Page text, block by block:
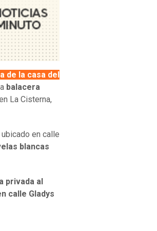
de la casa del
balacera
La Cisterna,
en calle
blancas
privada al
calle Gladys